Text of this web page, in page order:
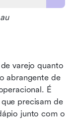
varejo quanto
abrangente de
É
precisam de
junto com o